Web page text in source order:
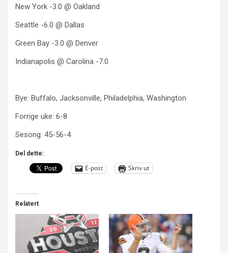
New York -3.0 @ Oakland
Seattle -6.0 @ Dallas
Green Bay -3.0 @ Denver
Indianapolis @ Carolina -7.0
Bye: Buffalo, Jacksonville, Philadelphia, Washington
Forrige uke: 6-8
Sesong: 45-56-4
Del dette:
E-post Skriv ut
Relatert